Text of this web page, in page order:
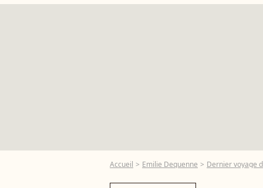
Accueil Emilie Dequenne Dernier voyage